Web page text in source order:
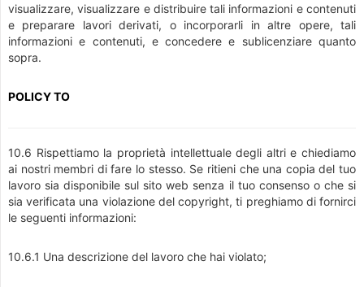
visualizzare, visualizzare e distribuire tali informazioni e contenuti
e preparare lavori derivati, o incorporarli in altre opere, tali
informazioni e contenuti, e concedere e sublicenziare quanto
sopra.
POLICY TO
10.6 Rispettiamo la proprietà intellettuale degli altri e chiediamo
ai nostri membri di fare lo stesso. Se ritieni che una copia del tuo
lavoro sia disponibile sul sito web senza il tuo consenso o che si
sia verificata una violazione del copyright, ti preghiamo di fornirci
le seguenti informazioni:
10.6.1 Una descrizione del lavoro che hai violato;